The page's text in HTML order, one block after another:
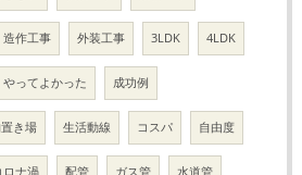
造作工事 外装工事 3LDK 4LDK
やってよかった 成功例
き場 生活動線 コスパ 自由度
ロナ渦 配管 ガス管 水道管